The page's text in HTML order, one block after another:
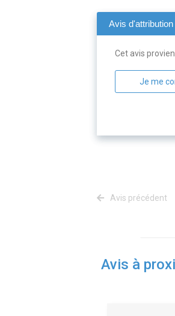
Avis d'attribution
Cet avis
Je me
Avis précédent
Avis à